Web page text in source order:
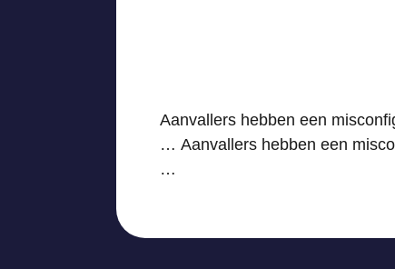
Aanvallers hebben een
… Aanvallers hebben een
…